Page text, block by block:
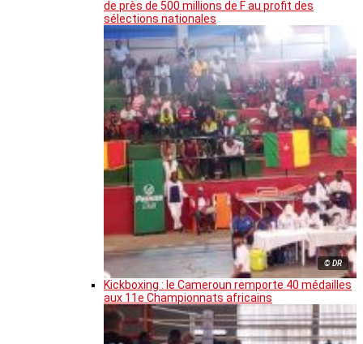
de près de 500 millions de F au profit des
sélections nationales
© DR
Kickboxing : le Cameroun remporte 40 médailles
aux 11e Championnats africains